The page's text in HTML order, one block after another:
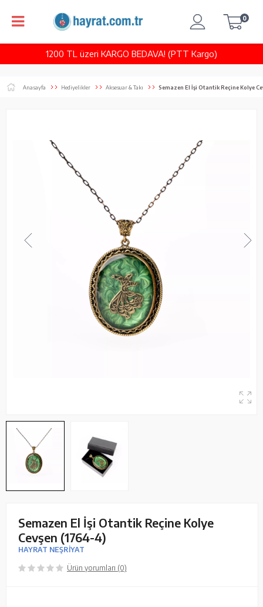
1200 TL üzeri KARGO BEDAVA! (PTT Kargo)
0
Anasayfa Hediyelikler Aksesuar & Takı Semazen El İşi Otantik Reçine Kolye
Semazen El İşi Otantik Reçine Kolye
Cevşen (1764-4)
HAYRAT NEŞRİYAT
Ürün yorumları (0)